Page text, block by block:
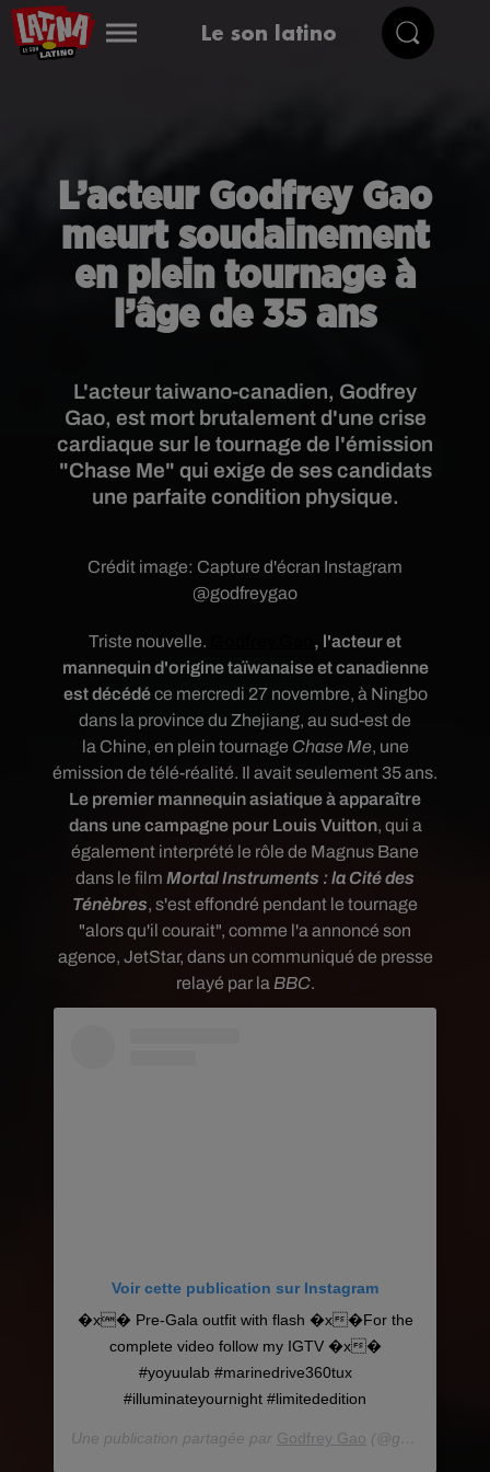
Le son latino
L’acteur Godfrey Gao
meurt soudainement
en plein tournage à
l’âge de 35 ans
L'acteur taiwano-canadien, Godfrey
Gao, est mort brutalement d'une crise
cardiaque sur le tournage de l'émission
"Chase Me" qui exige de ses candidats
une parfaite condition physique.
Crédit image: Capture d'écran Instagram
@godfreygao
Triste nouvelle.
, l'acteur et
mannequind'origine taïwanaise et canadienne
est décédéce mercredi 27 novembre, à Ningbo
dans la province du Zhejiang, au sud-est de
la Chine, en plein tournage Chase Me, une
émission de télé-réalité. Il avait seulement 35 ans.
Le premier mannequin asiatique à apparaître
dans une campagne pour Louis Vuitton, qui a
également interprété le rôle de Magnus Bane
dans le film Mortal Instruments : la Cité des
Ténèbres, s'est effondré pendant le tournage
"alors qu'il courait", comme l'a annoncé son
agence, JetStar, dans un communiqué de presse
relayé par la BBC.
Voir cette publication sur Instagram
�x� Pre-Gala outfit with flash �x�For the
complete video follow my IGTV �x�
#yoyuulab #marinedrive360tux
#illuminateyournight #limitededition
Une publication partagée par Godfrey Gao (@godfreygao) le